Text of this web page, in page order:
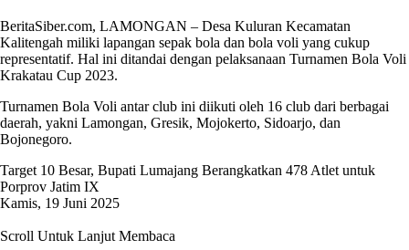
BeritaSiber.com, LAMONGAN – Desa Kuluran Kecamatan
Kalitengah miliki lapangan sepak bola dan bola voli yang cukup
representatif. Hal ini ditandai dengan pelaksanaan Turnamen Bola Voli
Krakatau Cup 2023.
Turnamen Bola Voli antar club ini diikuti oleh 16 club dari berbagai
daerah, yakni Lamongan, Gresik, Mojokerto, Sidoarjo, dan
Bojonegoro.
Target 10 Besar, Bupati Lumajang Berangkatkan 478 Atlet untuk
Porprov Jatim IX
Kamis, 19 Juni 2025
Scroll Untuk Lanjut Membaca